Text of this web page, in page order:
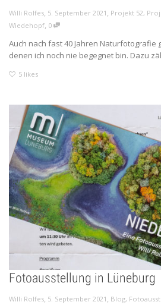
Willi Rolfes 5. September 2021 Projekt 52,
Wiedehopf 0
Auch nach fast 40 Jahren Naturfotografie
denen ich noch nie begegnet bin. Dazu
5 likes
Fotoausstellung in Lüneburg
Willi Rolfes, 5. September 2021 , Blog,